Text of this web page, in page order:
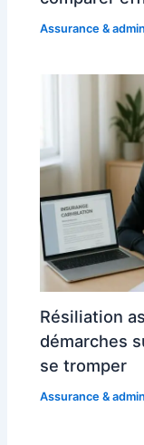
Assurance &
Résiliation
démarches
se tromper
Assurance &